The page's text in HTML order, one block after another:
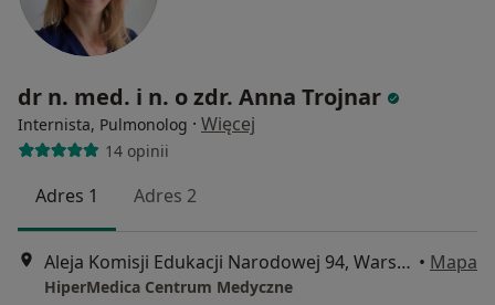
dr n. med. i n. o zdr. Anna Trojnar
Internista, Pulmonolog · Więcej
14 opinii
Adres 1 Adres 2
Aleja Komisji Edukacji Narodowej 94, Warszawa • Mapa
HiperMedica Centrum Medyczne